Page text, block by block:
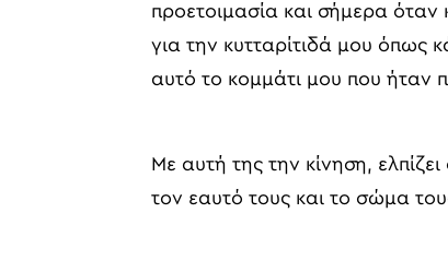
προετοιμασία και σήμερα
για την κυτταρίτιδά μου
αυτό το κομμάτι μου που ήταν
Με αυτή της την κίνηση,
τον εαυτό τους και το σώμα